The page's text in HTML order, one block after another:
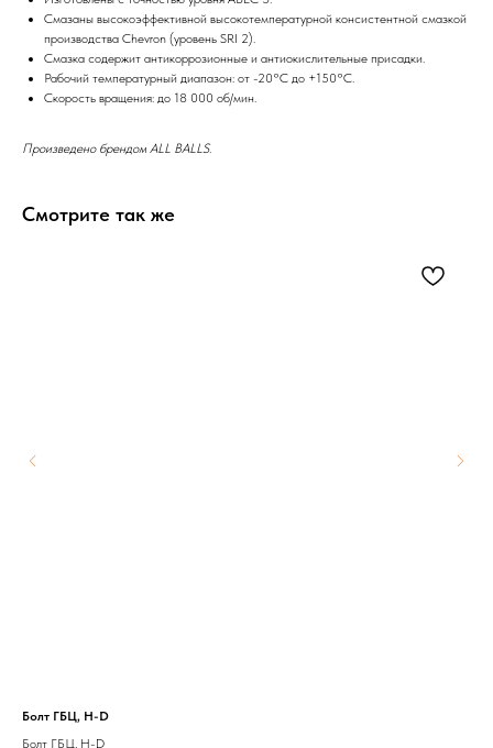
Смазаны высокоэффективной высокотемпературной консистентной смазкой
производства Chevron (уровень SRI 2).
Смазка содержит антикоррозионные и антиокислительные присадки.
Рабочий температурный диапазон: от -20°C до +150°C.
Скорость вращения: до 18 000 об/мин.
Произведено брендом ALL BALLS.
Смотрите так же
Болт ГБЦ, H-D
Болт ГБЦ, H-D